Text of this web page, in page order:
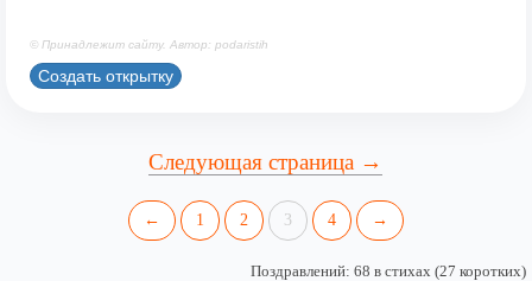
© Принадлежит сайту. Автор: podaristih
Создать открытку
Следующая страница →
← 1 2 3 4 →
Поздравлений: 68 в стихах (27 коротких)